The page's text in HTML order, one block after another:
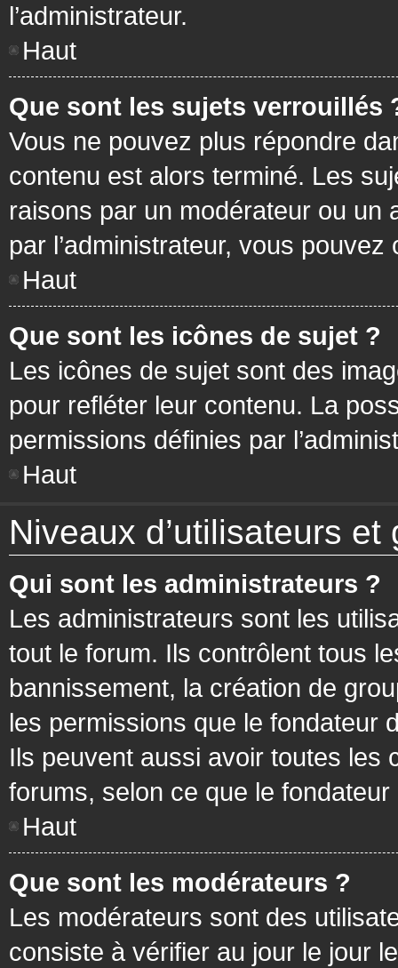
l’administrateur.
Haut
Que sont les sujets verrouillés
Vous ne pouvez plus répondre
contenu est alors terminé. Les
raisons par un modérateur ou un
par l’administrateur, vous
Haut
Que sont les icônes de sujet ?
Les icônes de sujet sont des
pour refléter leur contenu. La
permissions définies par
Haut
Niveaux d’utilisateurs et
Qui sont les administrateurs ?
Les administrateurs sont les
tout le forum. Ils contrôlent tous
bannissement, la création de
les permissions que le fondateur
Ils peuvent aussi avoir toutes les
forums, selon ce que le
Haut
Que sont les modérateurs ?
Les modérateurs sont des
consiste à vérifier au jour le jour